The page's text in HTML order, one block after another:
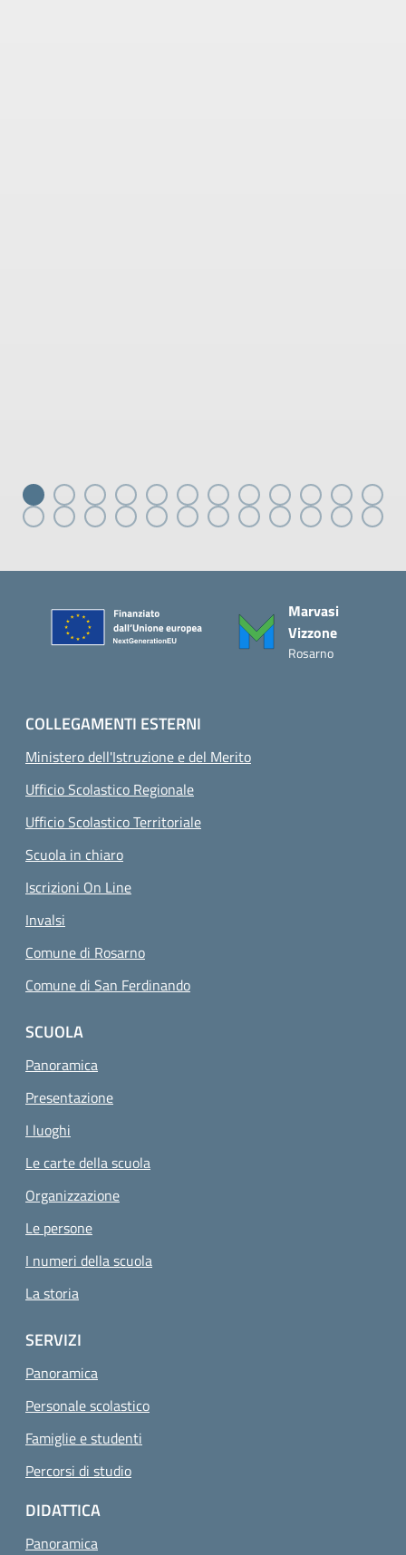
Marvasi
Vizzone
Rosarno
COLLEGAMENTI ESTERNI
Ministero dell'Istruzione e del Merito
Ufficio Scolastico Regionale
Ufficio Scolastico Territoriale
Scuola in chiaro
Iscrizioni On Line
Invalsi
Comune di Rosarno
Comune di San Ferdinando
SCUOLA
Panoramica
Presentazione
I luoghi
Le carte della scuola
Organizzazione
Le persone
I numeri della scuola
La storia
SERVIZI
Panoramica
Personale scolastico
Famiglie e studenti
Percorsi di studio
DIDATTICA
Panoramica